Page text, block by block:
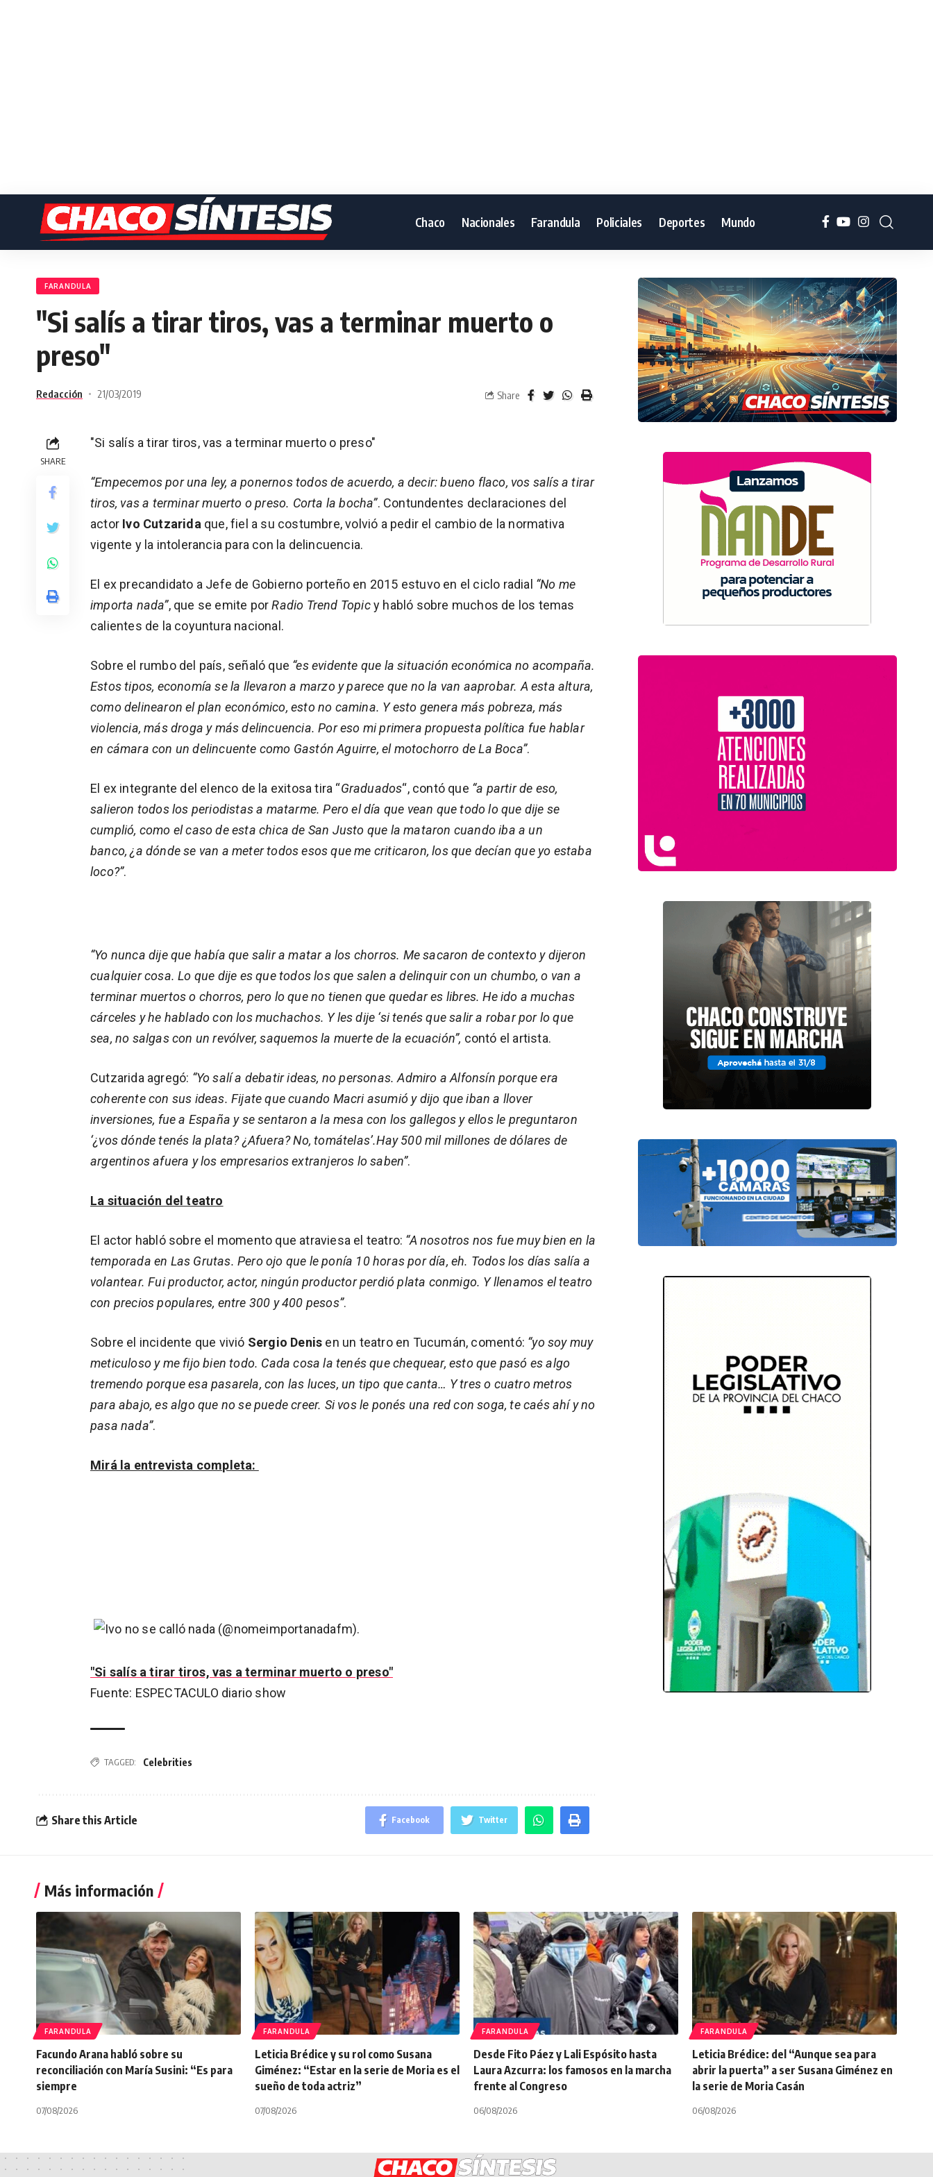
Chaco Nacionales Farandula Policiales Deportes Mundo
FARANDULA
"Si salís a tirar tiros, vas a terminar muerto o
preso"
Redacción 21/03/2019 Share
SHARE
"Si salís a tirar tiros, vas a terminar muerto o preso"
“Empecemos por una ley, a ponernos todos de acuerdo, a decir: bueno flaco, vos salís a tirar
tiros, vas a terminar muerto o preso. Corta la bocha”. Contundentes declaraciones del
actor Ivo Cutzarida que, fiel a su costumbre, volvió a pedir el cambio de la normativa
vigente y la intolerancia para con la delincuencia.
El ex precandidato a Jefe de Gobierno porteño en 2015 estuvo en el ciclo radial “No me
importa nada”, que se emite porRadio Trend Topicy habló sobre muchos de los temas
calientes de la coyuntura nacional.
Sobre el rumbo del país, señaló que “es evidente que la situación económica no acompaña.
Estos tipos, economía se la llevaron a marzo y parece que no la van aaprobar. A esta altura,
como delinearon el plan económico, esto no camina. Y esto genera más pobreza, más
violencia, más droga y más delincuencia. Por eso mi primera propuesta política fue hablar
en cámara con un delincuente como Gastón Aguirre, el motochorro de La Boca”.
El ex integrante del elenco de la exitosa tira “Graduados“, contó que “a partir de eso,
salieron todos los periodistas a matarme. Pero el día que vean que todo lo que dije se
cumplió, como el caso de esta chica de San Justo que la mataron cuando iba a un
banco, ¿a dónde se van a meter todos esos que me criticaron, los que decían que yo estaba
loco?”.
“Yo nunca dije que había que salir a matar a los chorros. Me sacaron de contexto y dijeron
cualquier cosa. Lo que dije es que todos los que salen a delinquir con un chumbo, o van a
terminar muertos o chorros, pero lo que no tienen que quedar es libres. He ido a muchas
cárceles y he hablado con los muchachos. Y les dije ‘si tenés que salir a robar por lo que
sea, no salgas con un revólver, saquemos la muerte de la ecuación”, contó el artista.
Cutzarida agregó: “Yo salí a debatir ideas, no personas. Admiro a Alfonsín porque era
coherente con sus ideas. Fijate que cuando Macri asumió y dijo que iban a llover
inversiones, fue a España y se sentaron a la mesa con los gallegos y ellos le preguntaron
‘¿vos dónde tenés la plata? ¿Afuera? No, tomátelas’.Hay 500 mil millones de dólares de
argentinos afuera y los empresarios extranjeros lo saben”.
La situación del teatro
El actor habló sobre el momento que atraviesa el teatro: “A nosotros nos fue muy bien en la
temporada en Las Grutas. Pero ojo que le ponía 10 horas por día, eh. Todos los días salía a
volantear. Fui productor, actor, ningún productor perdió plata conmigo. Y llenamos el teatro
con precios populares, entre 300 y 400 pesos”.
Sobre el incidente que vivió Sergio Denis en un teatro en Tucumán, comentó: “yo soy muy
meticuloso y me fijo bien todo. Cada cosa la tenés que chequear, esto que pasó es algo
tremendo porque esa pasarela, con las luces, un tipo que canta… Y tres o cuatro metros
para abajo, es algo que no se puede creer. Si vos le ponés una red con soga, te caés ahí y no
pasa nada”.
Mirá la entrevista completa:
"Si salís a tirar tiros, vas a terminar muerto o preso"
Fuente: ESPECTACULO diario show
TAGGED: Celebrities
Share this Article Facebook Twitter
Más información
FARANDULA
Facundo Arana habló sobre su
reconciliación con María Susini: “Es para
siempre
07/08/2026
FARANDULA
Leticia Brédice y su rol como Susana
Giménez: “Estar en la serie de Moria es el
sueño de toda actriz”
07/08/2026
FARANDULA
Desde Fito Páez y Lali Espósito hasta
Laura Azcurra: los famosos en la marcha
frente al Congreso
06/08/2026
FARANDULA
Leticia Brédice: del “Aunque sea para
abrir la puerta” a ser Susana Giménez en
la serie de Moria Casán
06/08/2026